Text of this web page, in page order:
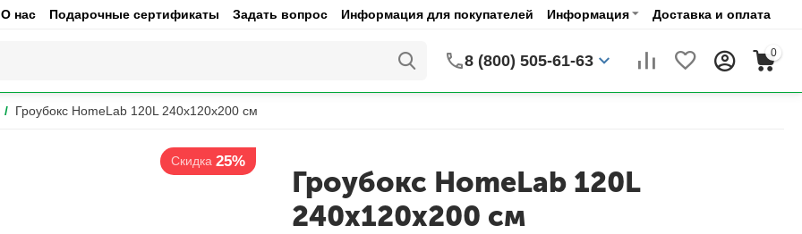
О нас Подарочные сертификаты Задать вопрос Информация для покупателей Информация Доставка и оплата
8 (800) 505-61-63 0
/ Гроубокс HomeLab 120L 240x120x200 см
Гроубокс HomeLab 120L
240x120x200 см